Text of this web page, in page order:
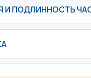
И ПОДЛИННОСТЬ